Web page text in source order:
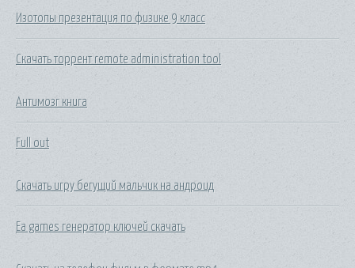
Изотопы презентация по физике 9 класс
Скачать торрент remote administration tool
Антимозг книга
Full out
Скачать игру бегущий мальчик на андроид
Ea games генератор ключей скачать